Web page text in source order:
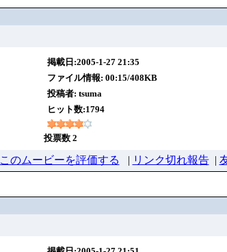
掲載日:2005-1-27 21:35
ファイル情報: 00:15/408KB
投稿者: tsuma
ヒット数:1794
投票数 2
このムービーを評価する | リンク切れ報告|